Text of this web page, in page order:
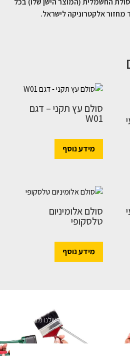
אלקטרוניקה לישראל.
סולם עץ תקני – דגם
W01
מידע נוסף
סולם אלומיניום
טלסקופי
מידע נוסף
מעודכנים
והנחות הירשמו לניוזלטר שלנו מבטיחים לא